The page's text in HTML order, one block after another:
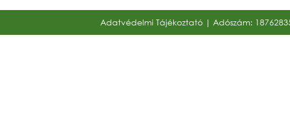
Adatvédelmi Tájékoztató| Adószám: